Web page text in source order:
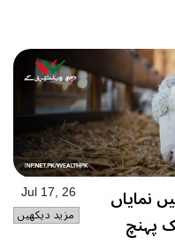
نمایاں
60 لاکھ تک پہنچ
Jul 17, 26
مزید دیکھیں